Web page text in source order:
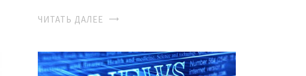
ЧИТАТЬ ДАЛЕЕ